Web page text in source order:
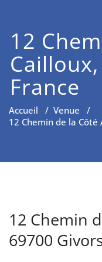
12
France
Accueil / Venue /
12 Chemin de la Côté
12 Chemin
69700